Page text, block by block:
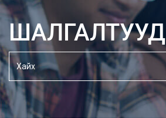
ШАЛГАЛТУУД